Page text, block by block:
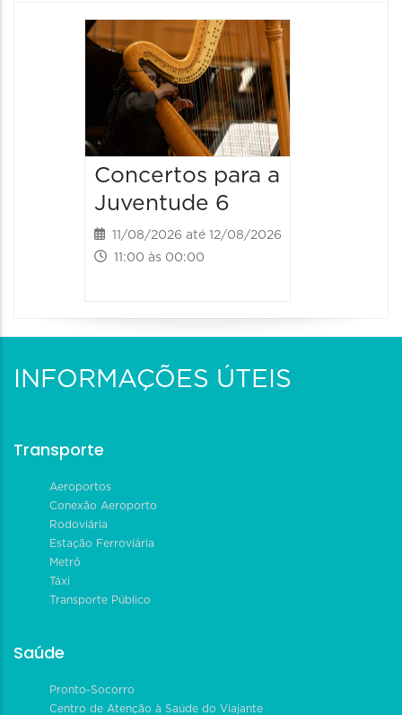
Concertos para a
Juventude 6
11/08/2026 até 12/08/2026
11:00 às 00:00
INFORMAÇÕES ÚTEIS
Transporte
Aeroportos
Conexão Aeroporto
Rodoviária
Estação Ferroviária
Metrô
Táxi
Transporte Público
Saúde
Pronto-Socorro
Centro de Atenção à Saúde do Viajante